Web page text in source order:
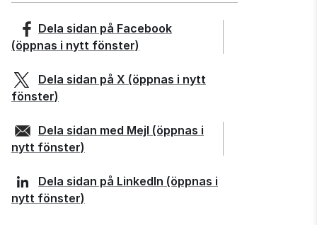
Dela sidan på Facebook
(öppnas i nytt fönster)
Dela sidan på X (öppnas i nytt
fönster)
Dela sidan med Mejl (öppnas i
nytt fönster)
Dela sidan på LinkedIn (öppnas i
nytt fönster)